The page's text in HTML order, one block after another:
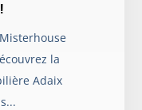
la
Adaix